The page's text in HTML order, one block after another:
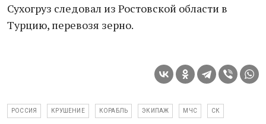
Сухогруз следовал из Ростовской области в
Турцию, перевозя зерно.
РОССИЯ КРУШЕНИЕ КОРАБЛЬ ЭКИПАЖ МЧС СК